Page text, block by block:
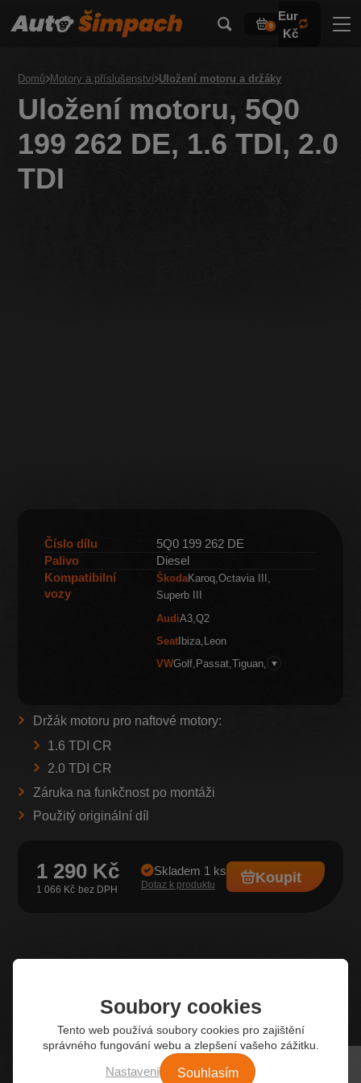
0
Eur
Kč
Domů Motory a příslušenství Uložení motoru a držáky
Uložení motoru, 5Q0
199 262 DE, 1.6 TDI, 2.0
TDI
Číslo dílu
5Q0 199 262 DE
Palivo
Diesel
Kompatibilní
vozy
ŠkodaKaroq Octavia III
Superb III
AudiA3 Q2
Seat Ibiza
Leon
VWGolf Passat Tiguan ▼
Držák motoru pro naftové motory:
1.6 TDI CR
2.0 TDI CR
Záruka na funkčnost po montáži
Použitý originální díl
1 290 Kč
1 066 Kč
Skladem 1 ks
Dotaz k produktu Koupit
Nejžádanější autodíly
Soubory cookies
Tento web používá soubory cookies pro zajištění
správného fungování webu a zlepšení vašeho zážitku.
Nastavení Souhlasím